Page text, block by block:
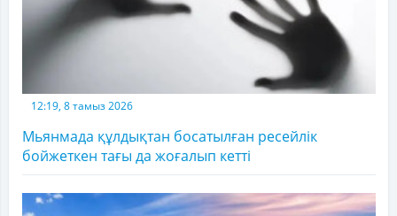
12:19, 8 тамыз 2026
Мьянмада құлдықтан босатылған ресейлік
бойжеткен тағы да жоғалып кетті